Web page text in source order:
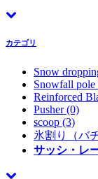
カテゴリ
Snow
Snowfall pole
Reinforced
Pusher(0)
scoop (3)
氷割り（バ
サッシ・レ